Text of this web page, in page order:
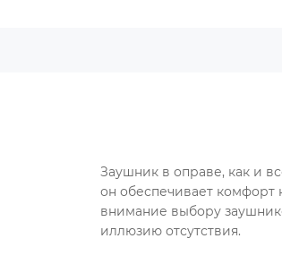
Заушник в оправе, как и
он обеспечивает комфорт
внимание выбору
иллюзию отсутствия.